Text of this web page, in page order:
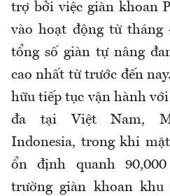
trợ bởi việc giàn khoan
vào hoạt động từ tháng
tổng số giàn tự nâng
cao nhất từ trước đến
hữu tiếp tục vận hành
đa tại Việt Nam,
Indonesia, trong khi
ổn định quanh
trường giàn khoan